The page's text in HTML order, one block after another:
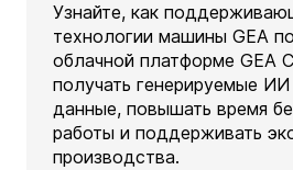
Узнайте, как
технологии машины GEA
облачной платформе GEA
получать генерируемые ИИ
данные, повышать время
работы и поддерживать
производства.